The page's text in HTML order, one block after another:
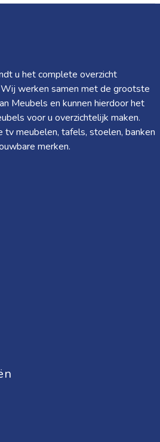
u het complete overzicht
werken samen met de grootste
Meubels en kunnen hierdoor het
voor u overzichtelijk maken.
tv meubelen, tafels, stoelen, banken
merken.